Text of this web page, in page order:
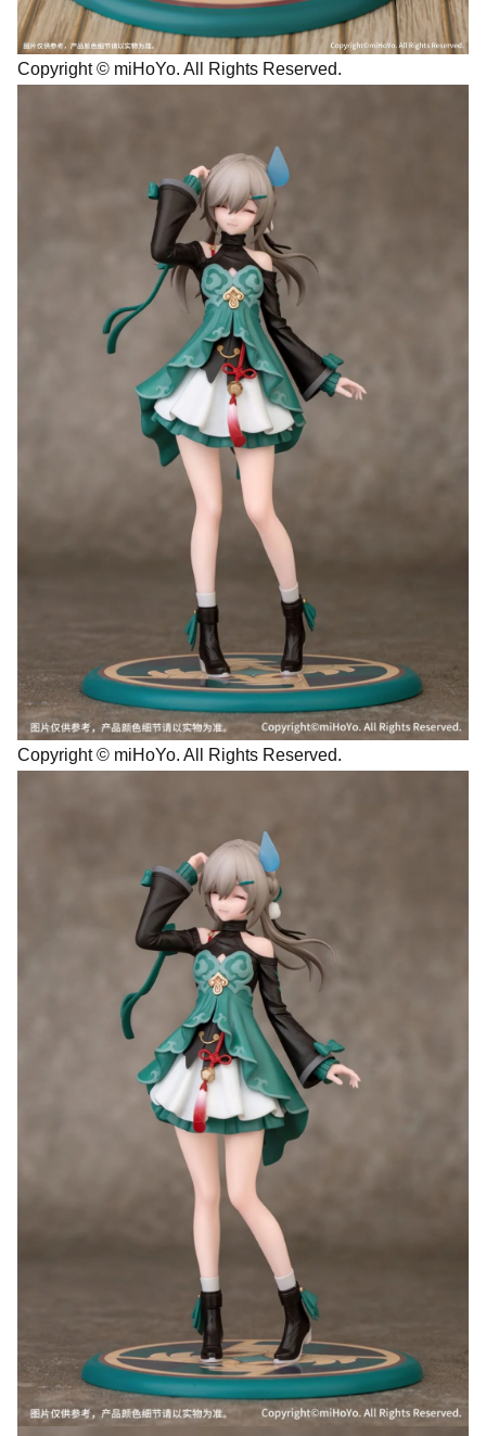
Copyright © miHoYo. All Rights Reserved.
Copyright © miHoYo. All Rights Reserved.